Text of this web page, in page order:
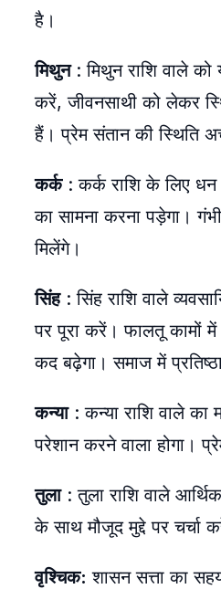
है।
मिथुन: मिथुन राशि वाले को
करें, जीवनसाथी को लेकर
हैं। प्रेम संतान की स्थिति
कर्क: कर्क राशि के लिए धन
का सामना करना पड़ेगा।
मिलेंगे।
सिंह: सिंह राशि वाले
पर पूरा करें। फालतू कामों
कद बढ़ेगा। समाज में
कन्या: कन्या राशि वाले का
परेशान करने वाला होगा।
तुला: तुला राशि वाले
के साथ मौजूद मुद्दे पर
वृश्चिक: शासन सत्ता का